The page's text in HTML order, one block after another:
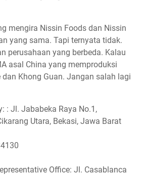
mengira Nissin Foods dan Nissin
yang sama. Tapi ternyata tidak.
perusahaan yang berbeda. Kalau
asal China yang memproduksi
Khong Guan. Jangan salah lagi
: Jl. Jababeka Raya No.1,
Utara, Bekasi, Jawa Barat
Office: Jl. Casablanca